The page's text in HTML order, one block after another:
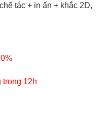
tác + in ấn + khắc 2D,
trong 12h